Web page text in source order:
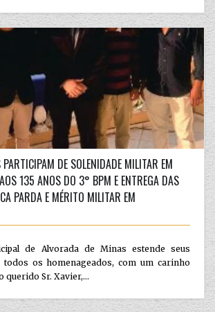
PARTICIPAM DE SOLENIDADE MILITAR EM
135 ANOS DO 3° BPM E ENTREGA DAS
PARDA E MÉRITO MILITAR EM
de Alvorada de Minas estende seus
todos os homenageados, com um carinho
querido Sr. Xavier,...